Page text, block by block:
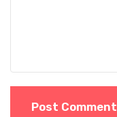
Post Comment